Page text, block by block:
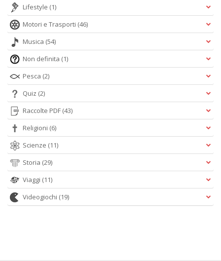
Lifestyle (1)
Motori e Trasporti (46)
Musica (54)
Non definita (1)
Pesca (2)
Quiz (2)
Raccolte PDF (43)
Religioni (6)
Scienze (11)
Storia (29)
Viaggi (11)
Videogiochi (19)